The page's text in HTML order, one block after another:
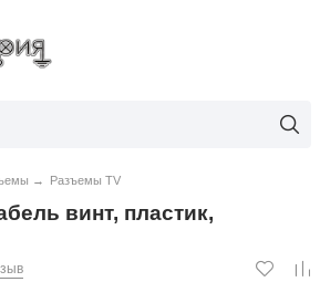
→ Разъемы TV
винт, пластик,